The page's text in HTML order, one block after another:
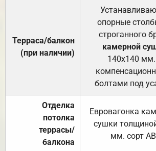
Терраса/балкон
(при наличии)
опорные
строганного
камерной
140х140
болтами под
Отделка
потолка
террасы/
балкона
Евровагонка
сушки
мм. сорт